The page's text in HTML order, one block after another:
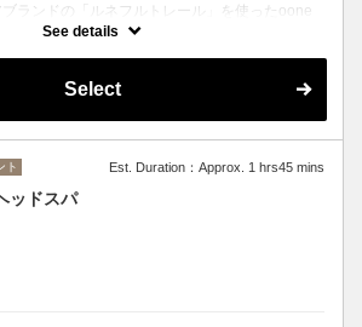
ブランドの「ルネフルトレール」を使ったoone
するヘッドスパです。
４５分になります。
See details
Select
ト Est. Duration：Approx. 1 hrs45 mins
ッドスパ